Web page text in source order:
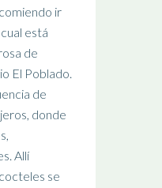
ir
está
de
El Poblado.
de
donde
Allí
se